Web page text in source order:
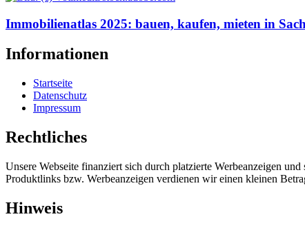
Immobilienatlas 2025: bauen, kaufen, mieten in
Informationen
Startseite
Datenschutz
Impressum
Rechtliches
Unsere Webseite finanziert sich durch platzierte Werbeanzeigen
Produktlinks bzw. Werbeanzeigen verdienen wir einen kleinen
Hinweis